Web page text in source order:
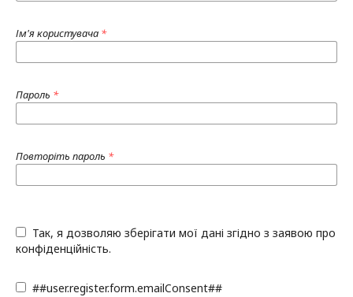
Ім'я користувача *
Пароль *
Повторіть пароль *
конфіденційність.
##user.register.form.emailConsent##